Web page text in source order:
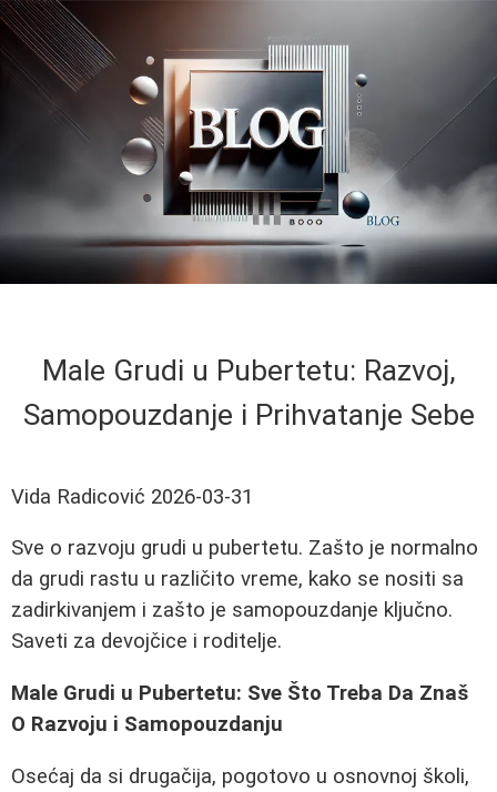
Male Grudi u Pubertetu: Razvoj,
Samopouzdanje i Prihvatanje Sebe
Vida Radicović 2026-03-31
Sve o razvoju grudi u pubertetu. Zašto je normalno
da grudi rastu u različito vreme, kako se nositi sa
zadirkivanjem i zašto je samopouzdanje ključno.
Saveti za devojčice i roditelje.
Male Grudi u Pubertetu: Sve Što Treba Da Znaš
O Razvoju i Samopouzdanju
Osećaj da si drugačija, pogotovo u osnovnoj školi,